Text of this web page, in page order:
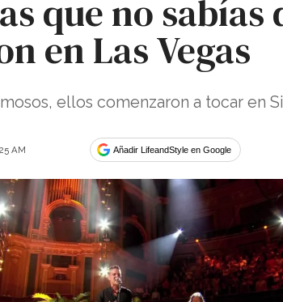
que no sabías
en Las Vegas
ellos comenzaron a tocar en
AM Añadir LifeandStyle en Google